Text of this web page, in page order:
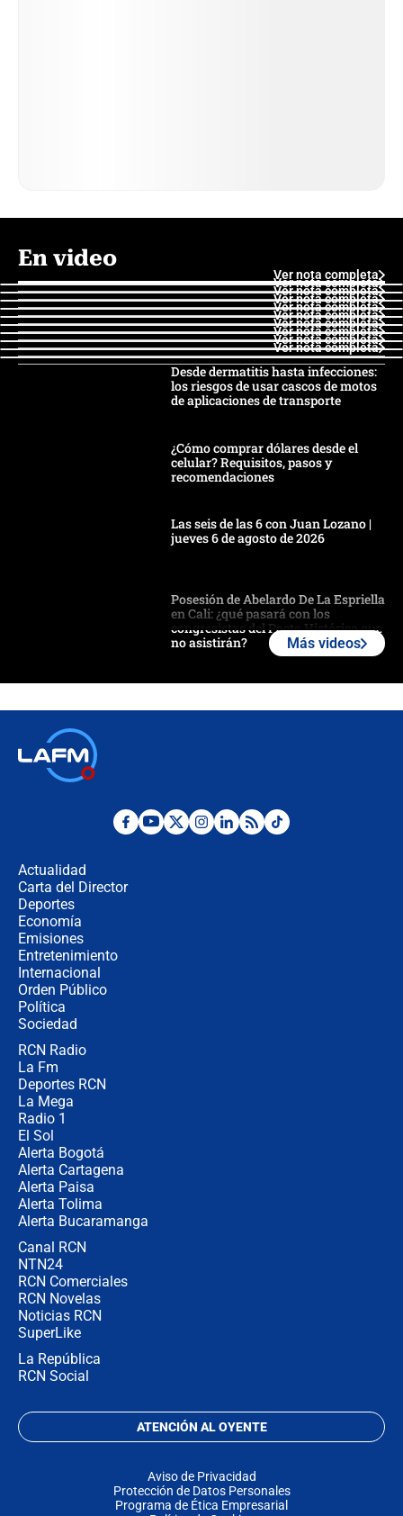
En video
Ver nota completa
Ver nota completa
Ver nota completa
Ver nota completa
Ver nota completa
Ver nota completa
Ver nota completa
Ver nota completa
Ver nota completa
Ver nota completa
Desde dermatitis hasta infecciones:
los riesgos de usar cascos de motos
de aplicaciones de transporte
¿Cómo comprar dólares desde el
celular? Requisitos, pasos y
recomendaciones
Las seis de las 6 con Juan Lozano |
jueves 6 de agosto de 2026
Posesión de Abelardo De La Espriella
en Cali: ¿qué pasará con los
congresistas del Pacto Histórico que
no asistirán?
¿Por qué De la Espriella gobernará
Más videos
Actualidad
Carta del Director
Deportes
Economía
Emisiones
Entretenimiento
Internacional
Orden Público
Política
Sociedad
RCN Radio
La Fm
Deportes RCN
La Mega
Radio 1
El Sol
Alerta Bogotá
Alerta Cartagena
Alerta Paisa
Alerta Tolima
Alerta Bucaramanga
Canal RCN
NTN24
RCN Comerciales
RCN Novelas
Noticias RCN
SuperLike
La República
RCN Social
ATENCIÓN AL OYENTE
Aviso de Privacidad
Protección de Datos Personales
Programa de Ética Empresarial